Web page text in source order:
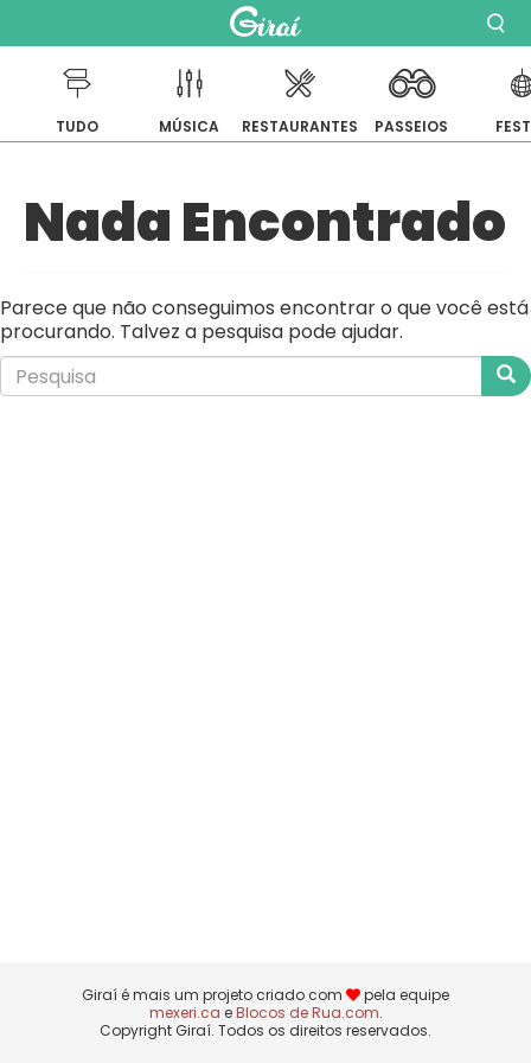
para
o
conteúdo
TUDO MÚSICA RESTAURANTES PASSEIOS
Nada Encontrado
Parece que não conseguimos encontrar o que você está
procurando. Talvez a pesquisa pode ajudar.
Giraí é mais um projeto criado com
pela equipe
mexeri.ca eBlocos de Rua.com.
Copyright Giraí. Todos os direitos reservados.